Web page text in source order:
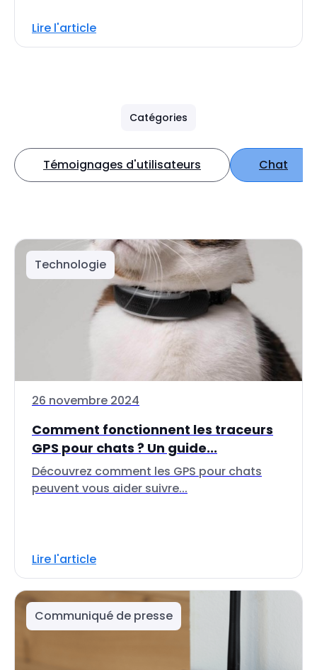
Lire l'article
Catégories
Témoignages d'utilisateurs Chat
Technologie
26 novembre 2024
Comment fonctionnent les traceurs
GPS pour chats ? Un guide...
Découvrez comment les GPS pour chats
peuvent vous aider suivre...
Lire l'article
Communiqué de presse